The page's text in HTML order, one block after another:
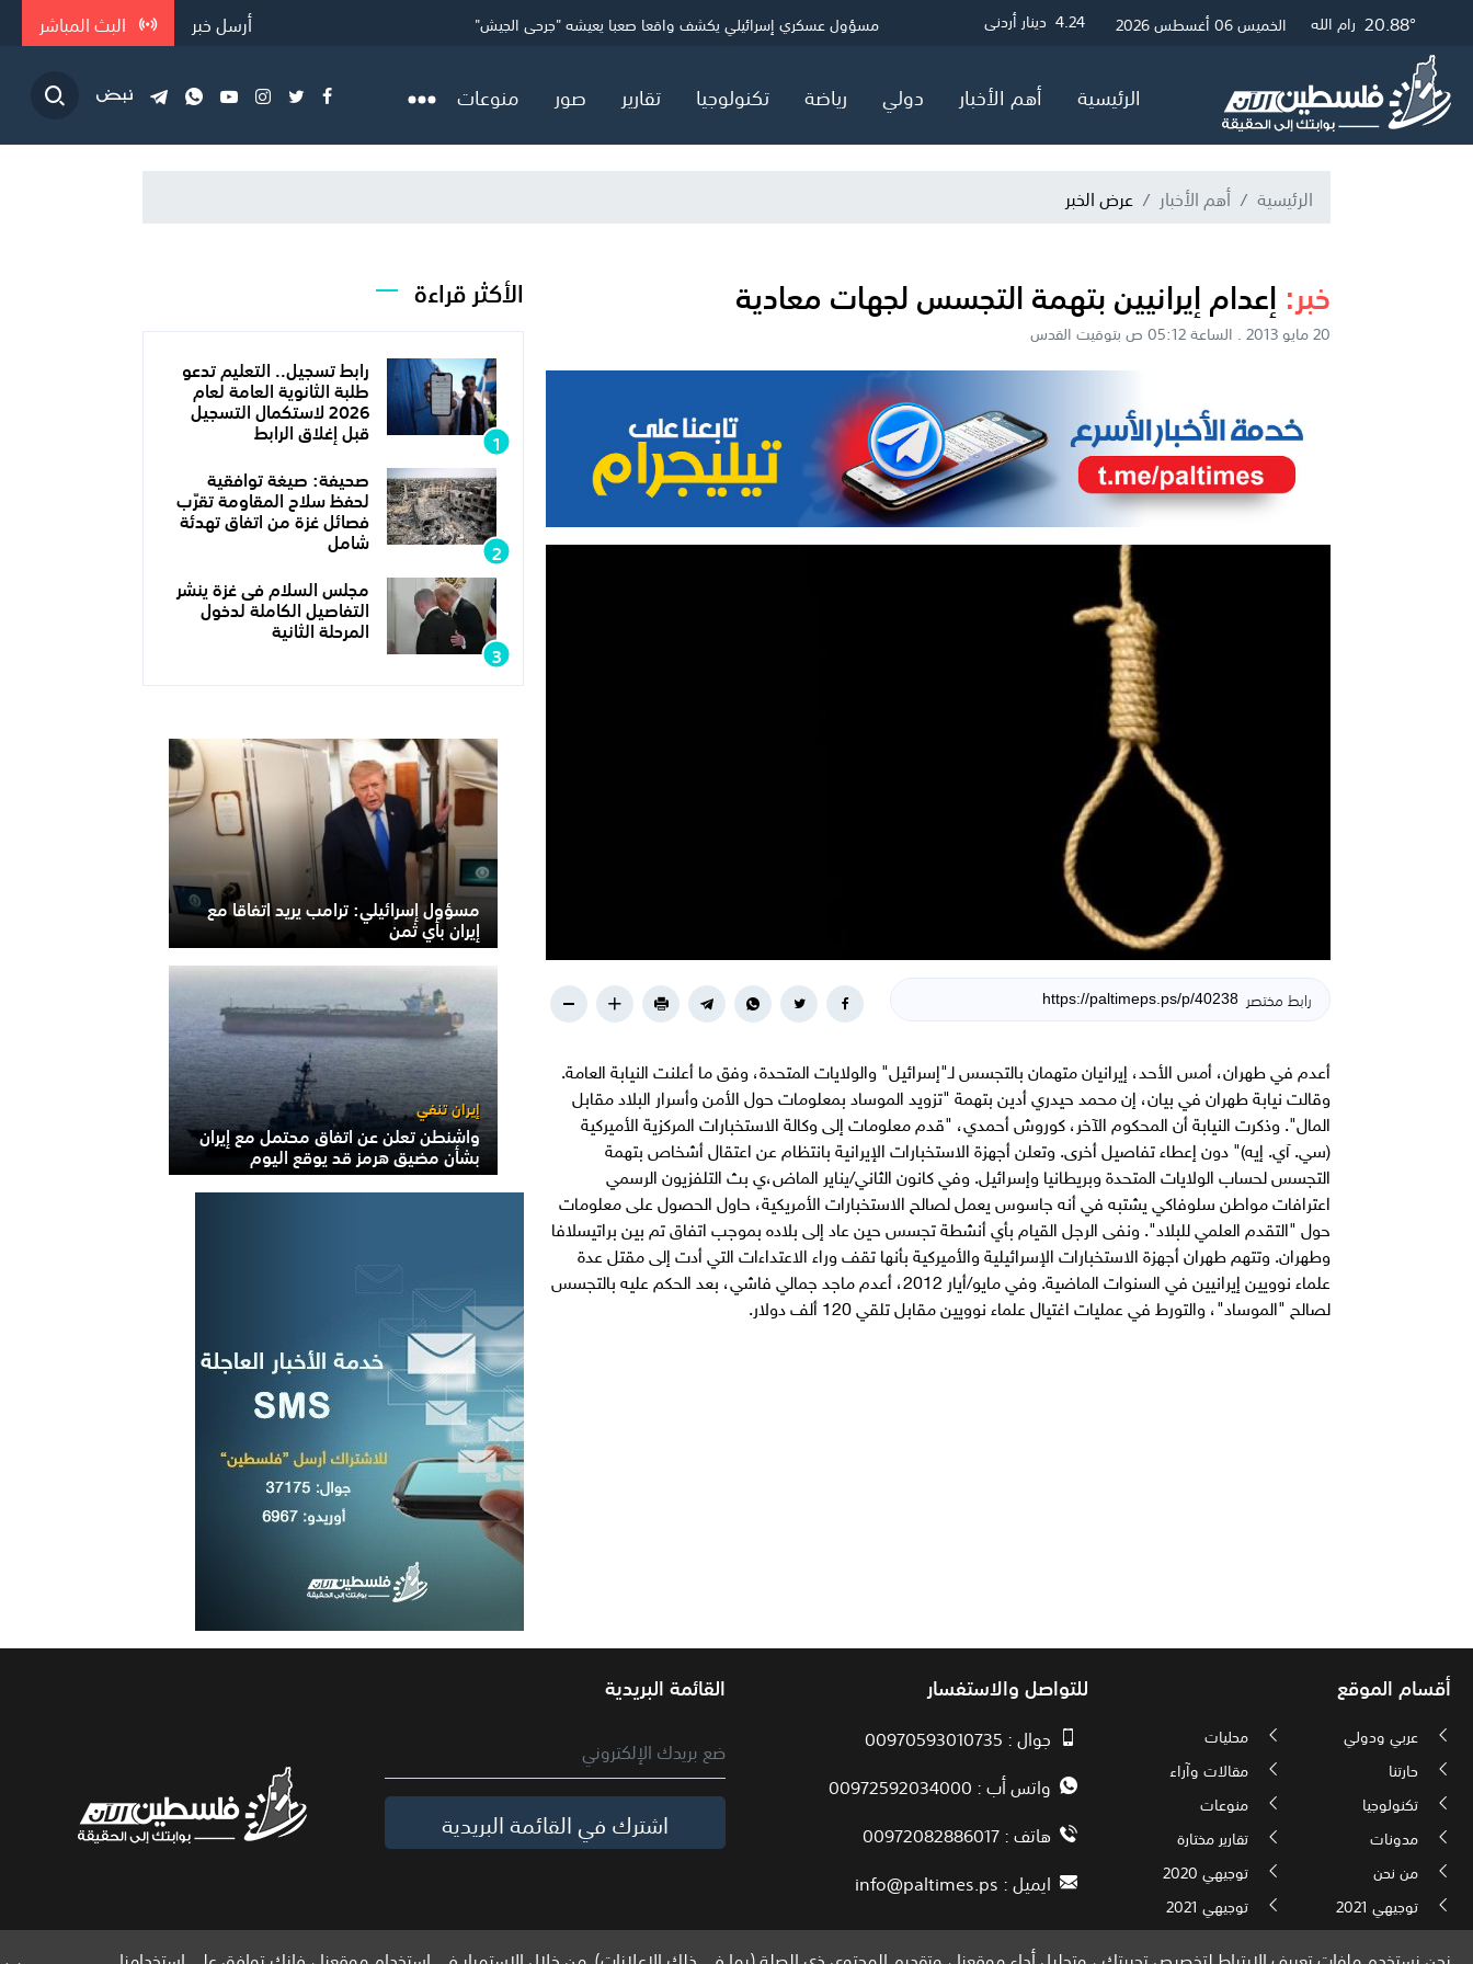
24.98° غزة 21.12° القدس 20.88° رام الله الخميس 06 أغسطس 2026 3 دولار أمريكي4.05 جنيه إسترليني 4.24 دينار أردني بعد الأزمة.. إنفانتينو يعقد اجتماعا طارئا مع كبار مسؤولي "الفيفا" في ا...
الاحتلال يفرج عن 24 أسيرًا من غزة
مسؤول عسكري إسرائيلي يكشف واقعا صعبا يعيشه "جرحى الجيش" أرسل خبر البث المباشر
الرئيسية أهم الأخبار دولي رياضة تكنولوجيا تقارير صور منوعات
الرئيسية أهم الأخبار عرض الخبر
خبر: إعدام إيرانيين بتهمة التجسس لجهات معادية
20 مايو 2013 . الساعة 05:12 ص بتوقيت القدس
رابط مختصر
أعدم في طهران، أمس الأحد، إيرانيان متهمان بالتجسس لـ"إسرائيل" والولايات المتحدة، وفق ما أعلنت النيابة العامة.
وقالت نيابة طهران في بيان، إن محمد حيدري أدين بتهمة "تزويد الموساد بمعلومات حول الأمن وأسرار البلاد مقابل
المال". وذكرت النيابة أن المحكوم الآخر، كوروش أحمدي، "قدم معلومات إلى وكالة الاستخبارات المركزية الأميركية
(سي. آي. إيه)" دون إعطاء تفاصيل أخرى. وتعلن أجهزة الاستخبارات الإيرانية بانتظام عن اعتقال أشخاص بتهمة
التجسس لحساب الولايات المتحدة وبريطانيا وإسرائيل. وفي كانون الثاني/يناير الماض،ي بث التلفزيون الرسمي
اعترافات مواطن سلوفاكي يشتبه في أنه جاسوس يعمل لصالح الاستخبارات الأمريكية، حاول الحصول على معلومات
حول "التقدم العلمي للبلاد". ونفى الرجل القيام بأي أنشطة تجسس حين عاد إلى بلاده بموجب اتفاق تم بين براتيسلافا
وطهران. وتتهم طهران أجهزة الاستخبارات الإسرائيلية والأميركية بأنها تقف وراء الاعتداءات التي أدت إلى مقتل عدة
علماء نوويين إيرانيين في السنوات الماضية. وفي مايو/أيار 2012، أعدم ماجد جمالي فاشي، بعد الحكم عليه بالتجسس
لصالح "الموساد"، والتورط في عمليات اغتيال علماء نوويين مقابل تلقي 120 ألف دولار.
الأكثر قراءة
رابط تسجيل.. التعليم تدعو
طلبة الثانوية العامة لعام
2026 لاستكمال التسجيل
قبل إغلاق الرابط
صحيفة: صيغة توافقية
لحفظ سلاح المقاومة تقرّب
فصائل غزة من اتفاق تهدئة
شامل
مجلس السلام فى غزة ينشر
التفاصيل الكاملة لدخول
المرحلة الثانية
مسؤول إسرائيلي: ترامب يريد اتفاقا مع
إيران بأي ثمن
إيران تنفي
واشنطن تعلن عن اتفاق محتمل مع إيران
بشأن مضيق هرمز قد يوقع اليوم
أقسام الموقع
عربي ودولي
محليات
حارتنا
مقالات وآراء
تكنولوجيا
منوعات
مدونات
تقارير مختارة
من نحن
توجيهي 2020
توجيهي 2021
توجيهي 2021
للتواصل والاستفسار
جوال : 00970593010735
واتس أب : 00972592034000
هاتف : 00972082886017
ايميل :info@paltimes.ps
القائمة البريدية
اشترك في القائمة البريدية